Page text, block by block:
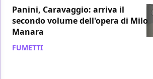
Panini, Caravaggio: arriva il
secondo volume dell'opera di Milo
Manara
FUMETTI